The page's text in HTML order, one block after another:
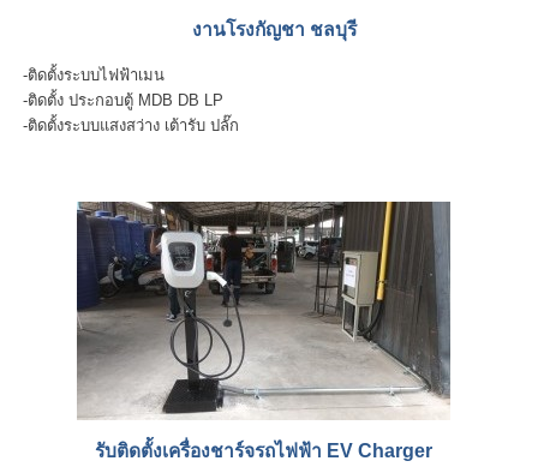
งานโรงกัญชา ชลบุรี
-ติดตั้งระบบไฟฟ้าเมน
-ติดตั้ง ประกอบตู้ MDB DB LP
-ติดตั้งระบบแสงสว่าง เต้ารับ ปลั๊ก
รับติดตั้งเครื่องชาร์จรถไฟฟ้า EV Charger